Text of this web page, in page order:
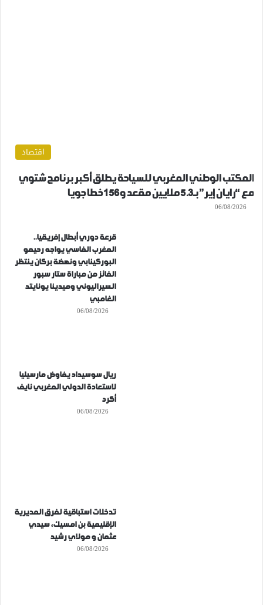
اقتصاد
المكتب الوطني المغربي للسياحة يطلق أكبر برنامج شتوي
مع “رايان إير” بـ5.3 ملايين مقعد و156 خطا جويا
06/08/2026
قرعة دوري أبطال إفريقيا..
المغرب الفاسي يواجه رحيمو
البوركينابي ونهضة بركان ينتظر
الفائز من مباراة ستار سبور
السيراليوني وميدينا يونايتد
الغامبي
06/08/2026
ريال سوسيداد يفاوض مارسيليا
لاستعادة الدولي المغربي نايف
أكرد
06/08/2026
تدخلات استباقية لفرق المديرية
الإقليمية بن امسيك، سيدي
عثمان و مولاي رشيد
06/08/2026